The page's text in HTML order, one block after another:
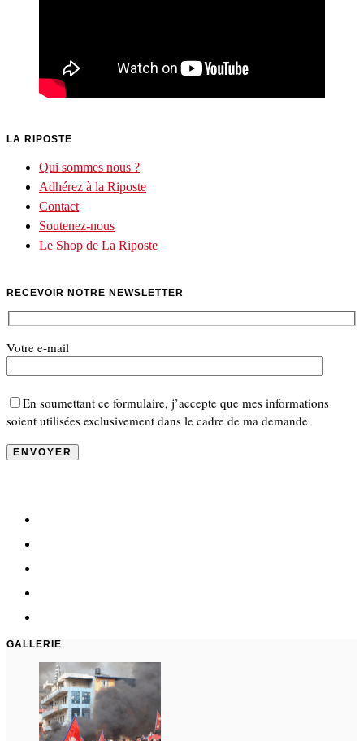
LA RIPOSTE
Qui sommes nous ?
Adhérez à la Riposte
Contact
Soutenez-nous
Le Shop de La Riposte
RECEVOIR NOTRE NEWSLETTER
Votre e-mail
En soumettant ce formulaire, j’accepte que mes informations
soient utilisées exclusivement dans le cadre de ma demande
GALLERIE